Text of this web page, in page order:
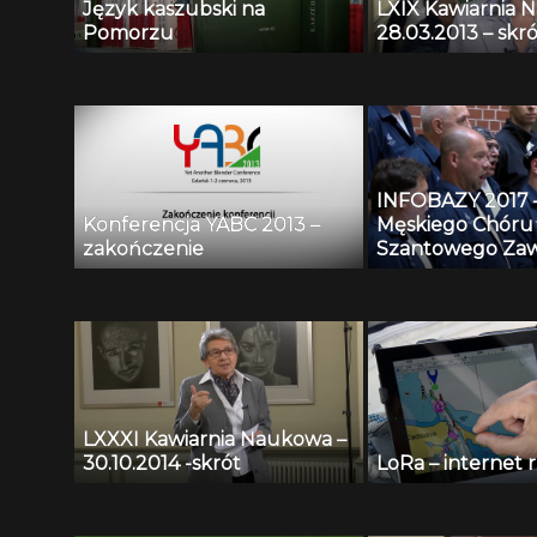
Język kaszubski na
Pomorzu
LXIX Kawiarnia
28.03.2013 –
Konferencja YABC 2013 –
zakończenie
INFOBAZY
Męskiego Chóru
Szantowego
Czarny
LXXXI Kawiarnia Naukowa –
30.10.2014 -skrót
LoRa – internet